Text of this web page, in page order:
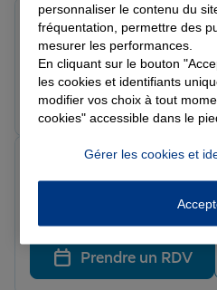
Note de 5 sur 5
Le 25/06/2026 - Agence YFFINIAC
Mickaaa
Prendre un RDV
Super équipe, toujours
Prendre un RDV
personnaliser le contenu du
fréquentation, permettre des
mesurer les performances.
En cliquant sur le bouton
les cookies et identifiants
modifier vos choix à tout
cookies" accessible dans le
Gérer les cookies et